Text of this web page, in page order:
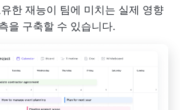
한 재능이 팀에 미치는 실제 영향
을 구축할 수 있습니다.